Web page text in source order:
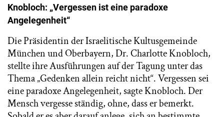
Knobloch: „Vergessen ist eine paradoxe
Angelegenheit“
Die Präsidentin der Israelitische Kultusgemeinde
München und Oberbayern, Dr. Charlotte Knobloch,
stellte ihre Ausführungen auf der Tagung unter das
Thema „Gedenken allein reicht nicht“. Vergessen sei
eine paradoxe Angelegenheit, sagte Knobloch. Der
Mensch vergesse ständig, ohne, dass er bemerkt.